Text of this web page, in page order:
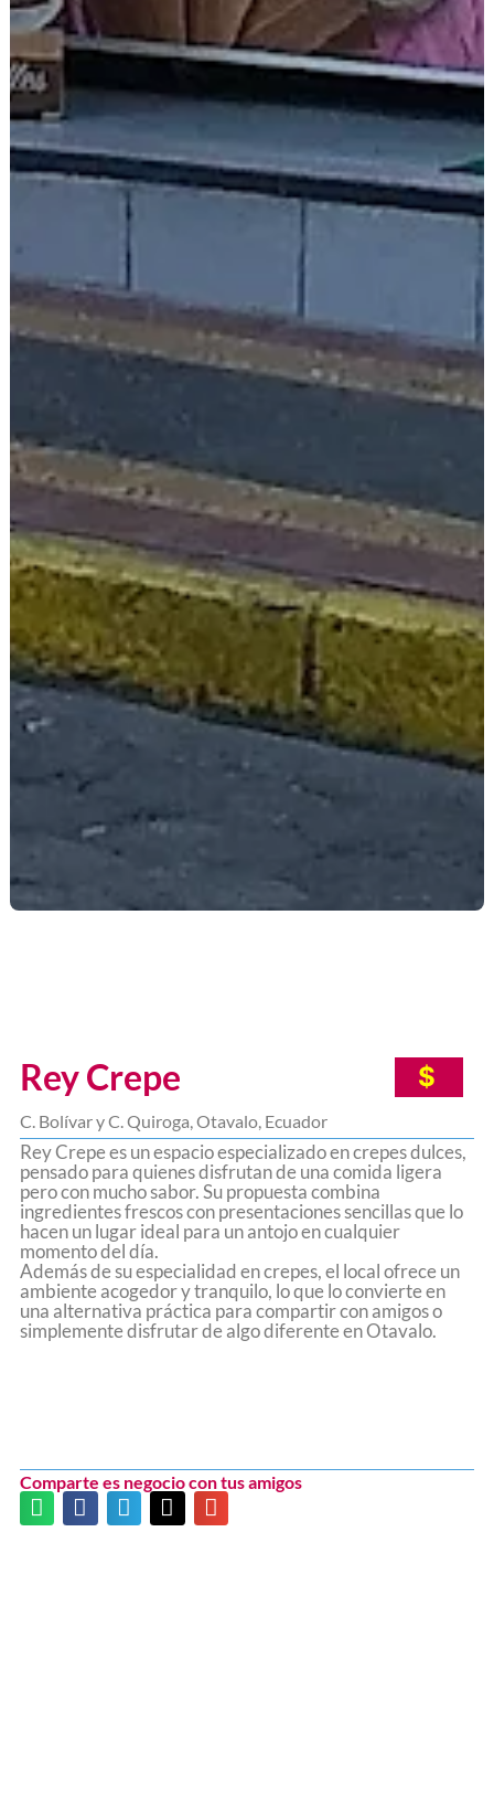
Rey Crepe $
C. Bolívar y C. Quiroga, Otavalo, Ecuador
Rey Crepe es un espacio especializado en crepes dulces,
pensado para quienes disfrutan de una comida ligera
pero con mucho sabor. Su propuesta combina
ingredientes frescos con presentaciones sencillas que lo
hacen un lugar ideal para un antojo en cualquier
momento del día.
Además de su especialidad en crepes, el local ofrece un
ambiente acogedor y tranquilo, lo que lo convierte en
una alternativa práctica para compartir con amigos o
simplemente disfrutar de algo diferente en Otavalo.
Comparte es negocio con tus amigos